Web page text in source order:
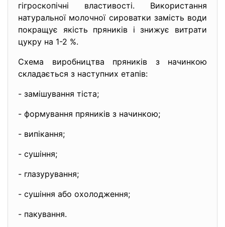
гігроскопічні властивості. Використання
натуральної молочної сироватки замість води
покращує якість пряників і знижує витрати
цукру на 1-2 %.
Схема виробництва пряників з начинкою
складається з наступних етапів:
- замішування тіста;
- формування пряників з начинкою;
- випікання;
- сушіння;
- глазурування;
- сушіння або охолодження;
- пакування.